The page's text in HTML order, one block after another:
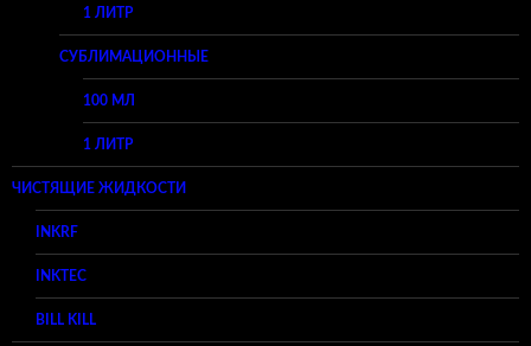
1 ЛИТР
СУБЛИМАЦИОННЫЕ
100 МЛ
1 ЛИТР
ЧИСТЯЩИЕ ЖИДКОСТИ
INKRF
INKTEC
BILL KILL